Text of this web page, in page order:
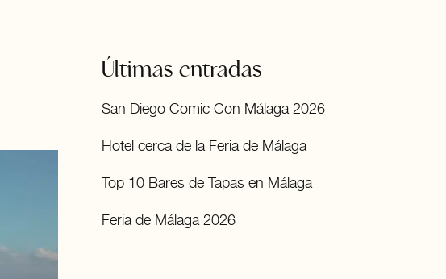
Últimas entradas
San Diego Comic Con Málaga 2026
Hotel cerca de la Feria de Málaga
Top 10 Bares de Tapas en Málaga
Feria de Málaga 2026